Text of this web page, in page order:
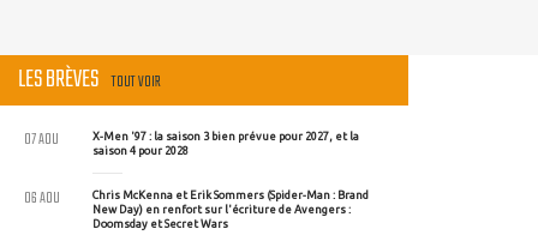
LES BRÈVES TOUT VOIR
X-Men '97 : la saison 3 bien prévue pour 2027, et la
saison 4 pour 2028
07 AOU
Chris McKenna et Erik Sommers (Spider-Man : Brand
New Day) en renfort sur l'écriture de Avengers :
Doomsday et Secret Wars
06 AOU